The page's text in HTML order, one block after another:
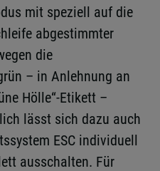
mit speziell auf die
abgestimmter
die
– in Anlehnung an
Hölle“-Etikett –
lässt sich dazu auch
ESC individuell
ausschalten. Für